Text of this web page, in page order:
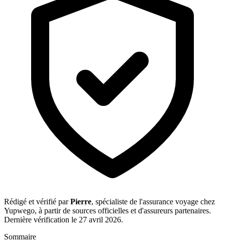
Rédigé et vérifié parPierre, spécialiste de l'assurance voyage chez
Yupwego, à partir de sources officielles et d'assureurs partenaires.
Dernière vérification le 27 avril 2026.
Sommaire